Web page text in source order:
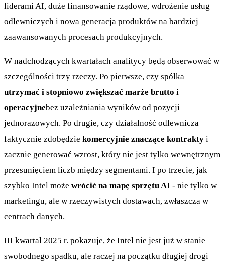
liderami AI, duże finansowanie rządowe, wdrożenie usług
odlewniczych i nowa generacja produktów na bardziej
zaawansowanych procesach produkcyjnych.
W nadchodzących kwartałach analitycy będą obserwować w
szczególności trzy rzeczy. Po pierwsze, czy spółka
utrzymać i stopniowo zwiększać marże brutto i
operacyjnebez uzależniania wyników od pozycji
jednorazowych. Po drugie, czy działalność odlewnicza
faktycznie zdobędzie komercyjnie znaczące kontrakty i
zacznie generować wzrost, który nie jest tylko wewnętrznym
przesunięciem liczb między segmentami. I po trzecie, jak
szybko Intel może wrócić na mapę sprzętu AI - nie tylko w
marketingu, ale w rzeczywistych dostawach, zwłaszcza w
centrach danych.
III kwartał 2025 r. pokazuje, że Intel nie jest już w stanie
swobodnego spadku, ale raczej na początku długiej drogi